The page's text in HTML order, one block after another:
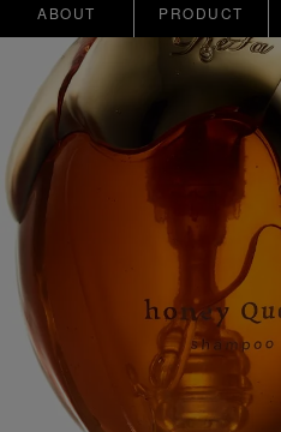
ABOUT PRODUCT